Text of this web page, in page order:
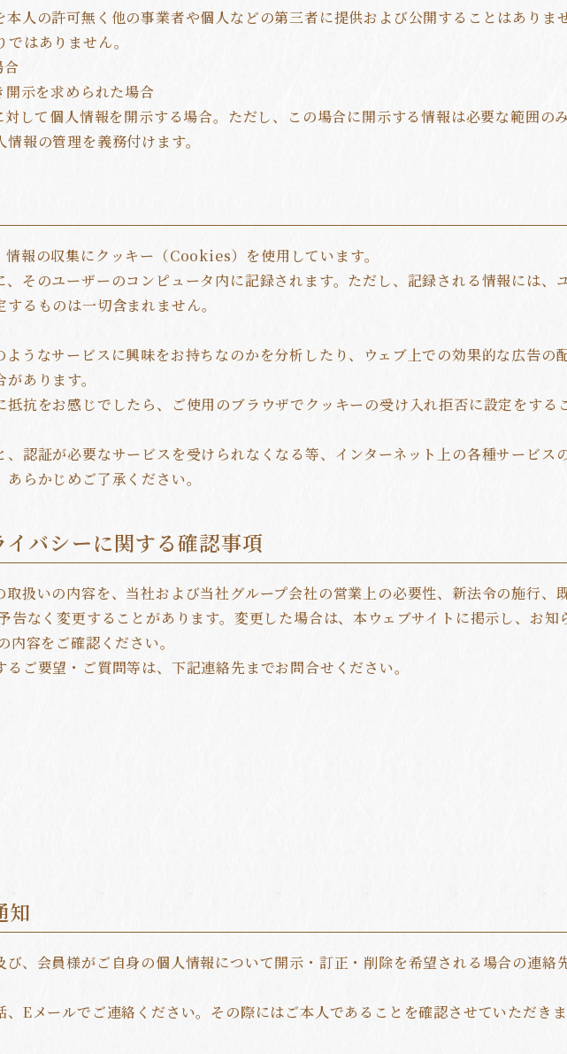
人の許可無く他の事業者や個人などの第三者に提供および公開することはありま
はありません。
開示を求められた場合
対して個人情報を開示する場合。ただし、この場合に開示する情報は必要な範囲の
報の管理を義務付けます。
報の収集にクッキー（Cookies）を使用しています。
そのユーザーのコンピュータ内に記録されます。ただし、記録される情報には、
るものは一切含まれません。
うなサービスに興味をお持ちなのかを分析したり、ウェブ上での効果的な広告の
あります。
抗をお感じでしたら、ご使用のブラウザでクッキーの受け入れ拒否に設定をする
認証が必要なサービスを受けられなくなる等、インターネット上の各種サービス
バシーに関する確認事項
扱いの内容を、当社および当社グループ会社の営業上の必要性、新法令の施行、
告なく変更することがあります。変更した場合は、本ウェブサイトに掲示し、お知
容をご確認ください。
知
、会員様がご自身の個人情報について開示・訂正・削除を希望される場合の連絡
Eメールでご連絡ください。その際にはご本人であることを確認させていただきま